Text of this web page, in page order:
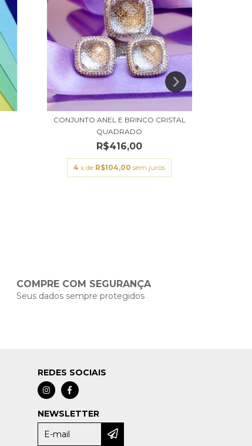
CONJUNTO ANEL E BRINCO CRISTAL
QUADRADO
R$416,00
4 x de R$104,00 sem juros
COMPRE COM SEGURANÇA
Seus dados sempre protegidos
REDES SOCIAIS
NEWSLETTER